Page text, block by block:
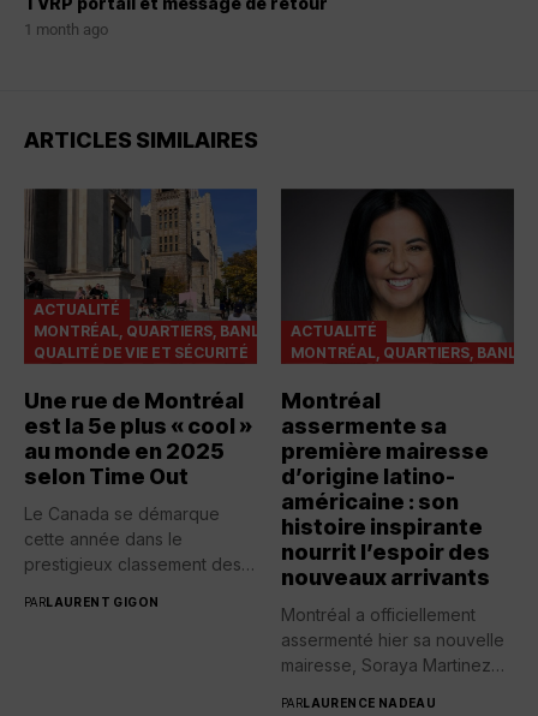
1 month ago
ARTICLES SIMILAIRES
ACTUALITÉ
MONTRÉAL, QUARTIERS, BANLIEUES
QUALITÉ DE VIE ET SÉCURITÉ
Une rue de Montréal
est la 5e plus « cool »
au monde en 2025
selon Time Out
Le Canada se démarque
cette année dans le
prestigieux classement des
PARLAURENT GIGON
ACTUALITÉ
MONTRÉAL, QUARTIERS,
Montréal
assermente sa
première mairesse
d’origine latino-
américaine : son
histoire inspirante
nourrit l’espoir des
nouveaux arrivants
Montréal a officiellement
assermenté hier sa nouvelle
mairesse, Soraya Martinez
PARLAURENCE NADEAU